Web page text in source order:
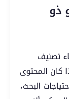
ذو
تصنيف
كان المحتوى
البحث،